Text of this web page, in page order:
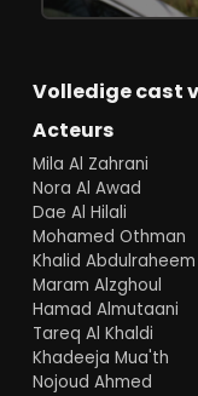
Volledige cast
Acteurs
Mila Al Zahrani
Nora Al Awad
Dae Al Hilali
Mohamed Othman
Khalid Abdulraheem
Maram Alzghoul
Hamad Almutaani
Tareq Al Khaldi
Khadeeja Mua'th
Nojoud Ahmed